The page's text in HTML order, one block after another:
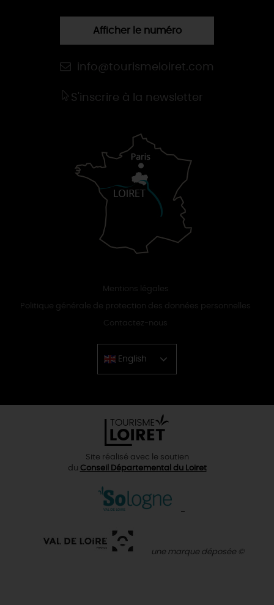
Afficher le numéro
info@tourismeloiret.com
S'inscrire à la newsletter
Mentions légales
Politique générale de protection des données personnelles
Contactez-nous
English
Chinese
Site réalisé avec le soutien
du Conseil Départemental du Loiret
une marque déposée ©